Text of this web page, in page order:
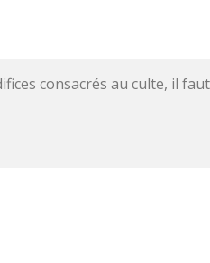
consacrés au culte, il